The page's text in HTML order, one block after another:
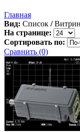
Главная
Вид: Список /
На странице:
Сортировать по:
Сравнить (0)